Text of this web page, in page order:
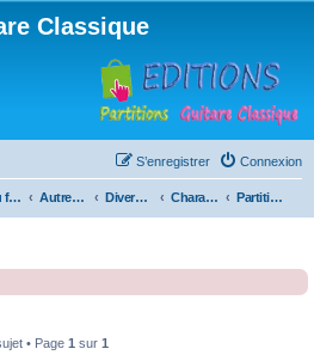
Classique
Connexion
S’enregistrer
Index du forum Autres instruments à cordes pincées, ou styles Divers instruments Charango Partitions
• Page 1 sur 1